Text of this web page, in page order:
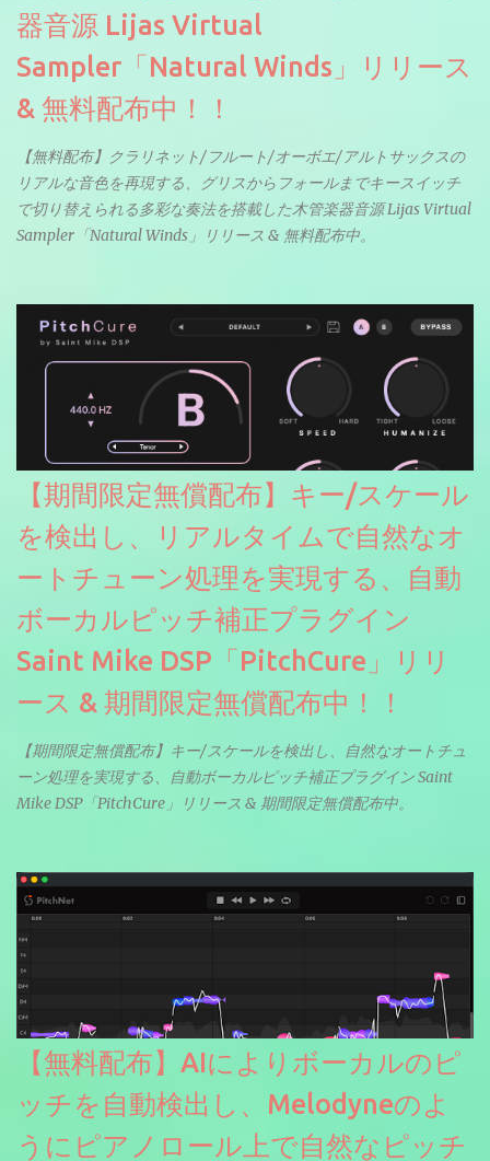
器音源 Lijas Virtual
Sampler「Natural Winds」リリース
& 無料配布中！！
【無料配布】クラリネット/フルート/オーボエ/アルトサックスの
リアルな音色を再現する、グリスからフォールまでキースイッチ
で切り替えられる多彩な奏法を搭載した木管楽器音源 Lijas Virtual
Sampler「Natural Winds」リリース & 無料配布中。
【期間限定無償配布】キー/スケール
を検出し、リアルタイムで自然なオ
ートチューン処理を実現する、自動
ボーカルピッチ補正プラグイン
Saint Mike DSP「PitchCure」リリ
ース & 期間限定無償配布中！！
【期間限定無償配布】キー/スケールを検出し、自然なオートチュ
ーン処理を実現する、自動ボーカルピッチ補正プラグイン Saint
Mike DSP「PitchCure」リリース & 期間限定無償配布中。
【無料配布】AIによりボーカルのピ
ッチを自動検出し、Melodyneのよ
うにピアノロール上で自然なピッチ